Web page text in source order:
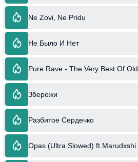
Ne Zovi, Ne Pridu
Не Было И Нет
Pure Rave - The Very Best Of
Збережи
Разбитое Сердечко
Opas (Ultra Slowed) ft Marudxshi